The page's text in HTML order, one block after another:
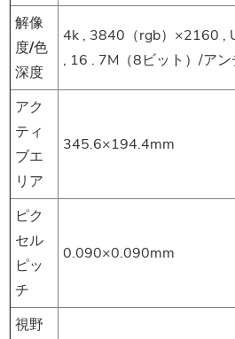
解像
度/色
深度
4k , 3840（rgb）×2160 ,
, 16 . 7M（8ビット）/アン
アク
ティ
ブエ
リア
345.6×194.4mm
ピク
セル
ピッ
チ
0.090×0.090mm
視野